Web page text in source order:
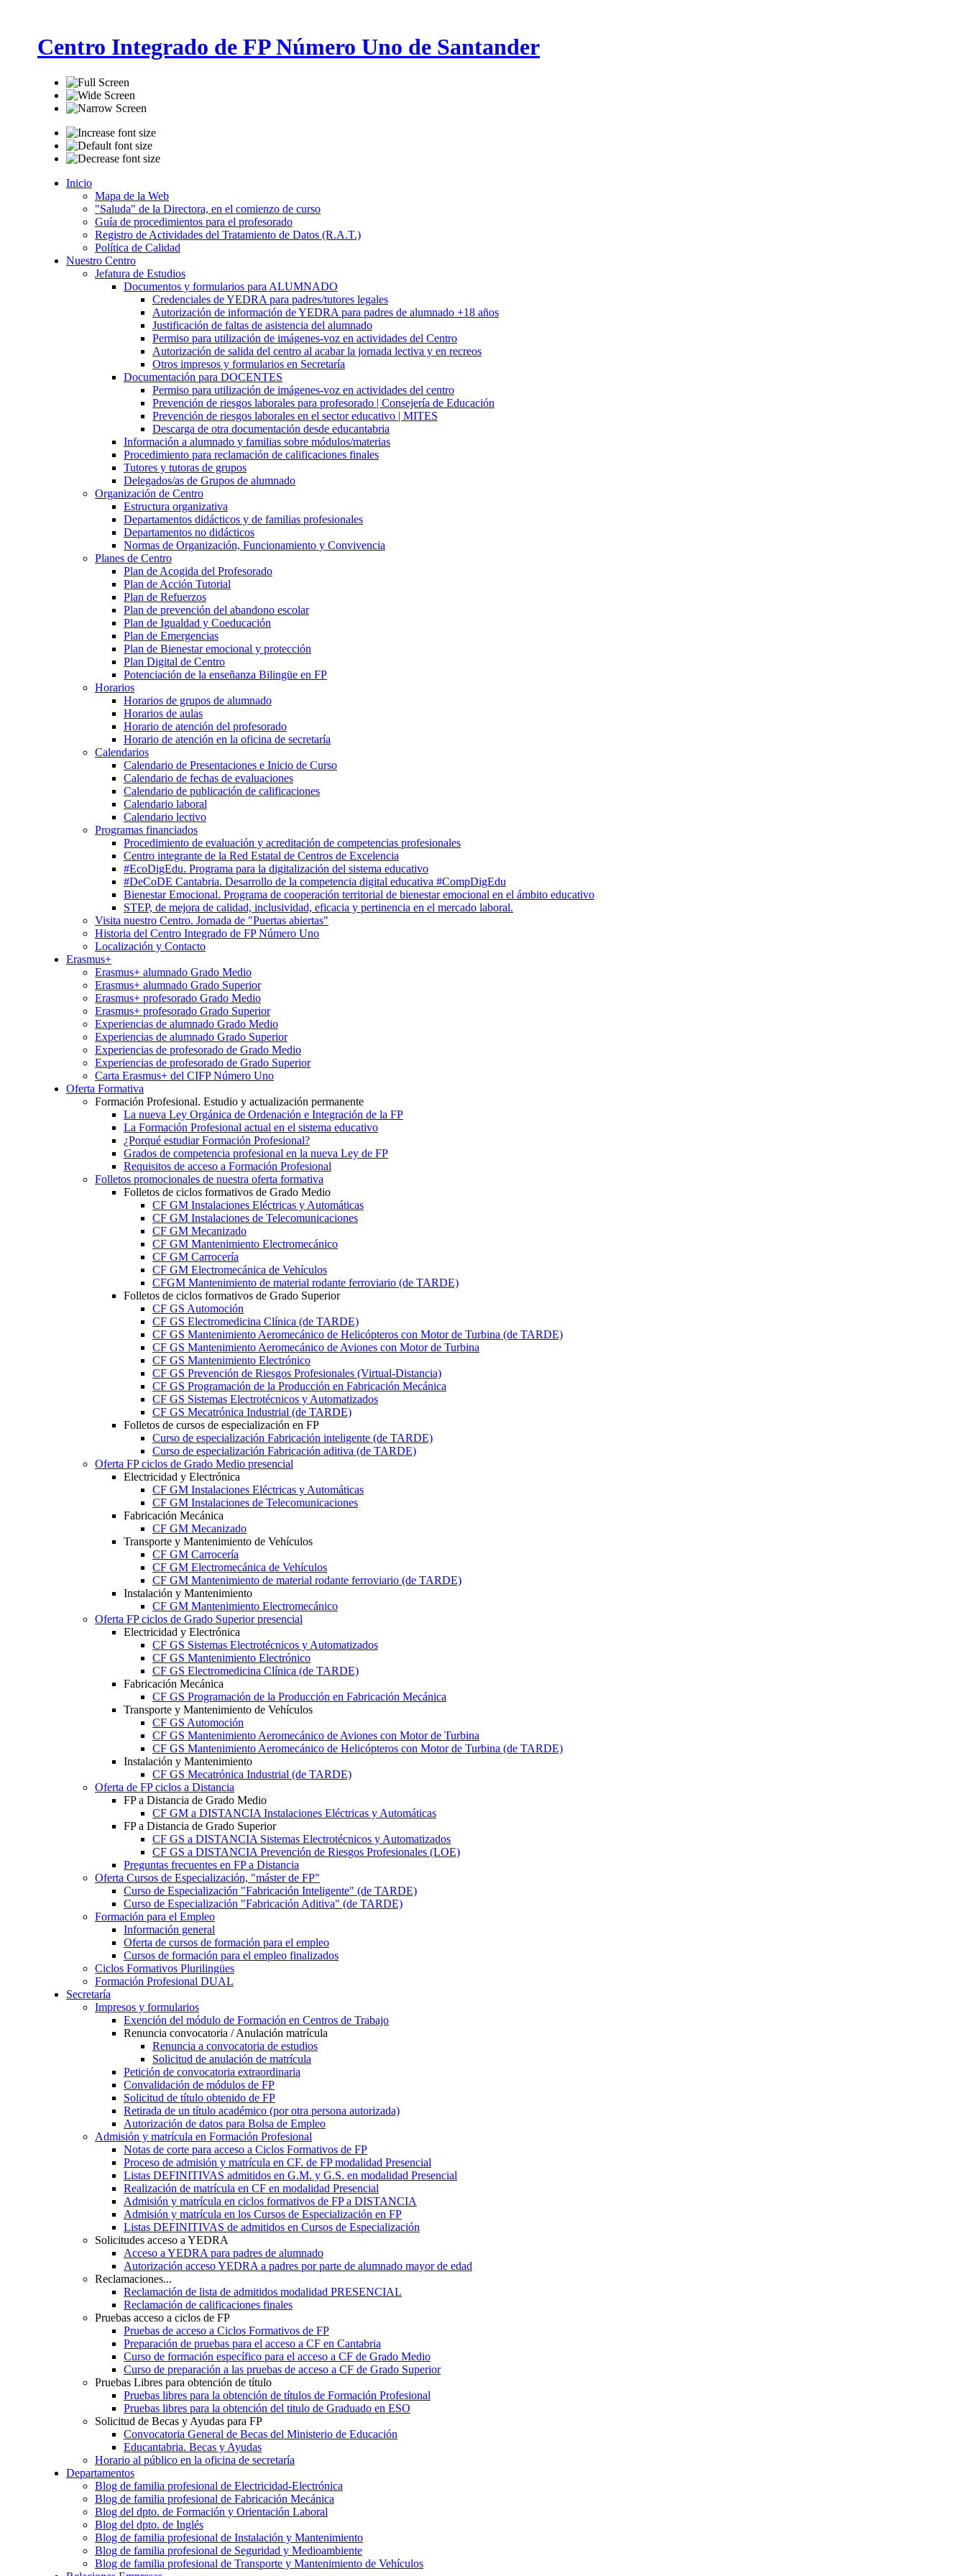
Centro Integrado de FP Número Uno de Santander
Inicio
Mapa de la Web
"Saluda" de la Directora, en el comienzo de curso
Guía de procedimientos para el profesorado
Registro de Actividades del Tratamiento de Datos (R.A.T.)
Política de Calidad
Nuestro Centro
Jefatura de Estudios
Documentos y formularios para ALUMNADO
Credenciales de YEDRA para padres/tutores legales
Autorización de información de YEDRA para padres de alumnado +18 años
Justificación de faltas de asistencia del alumnado
Permiso para utilización de imágenes-voz en actividades del Centro
Autorización de salida del centro al acabar la jornada lectiva y en recreos
Otros impresos y formularios en Secretaría
Documentación para DOCENTES
Permiso para utilización de imágenes-voz en actividades del centro
Prevención de riesgos laborales para profesorado | Consejería de Educación
Prevención de riesgos laborales en el sector educativo | MITES
Descarga de otra documentación desde educantabria
Información a alumnado y familias sobre módulos/materias
Procedimiento para reclamación de calificaciones finales
Tutores y tutoras de grupos
Delegados/as de Grupos de alumnado
Organización de Centro
Estructura organizativa
Departamentos didácticos y de familias profesionales
Departamentos no didácticos
Normas de Organización, Funcionamiento y Convivencia
Planes de Centro
Plan de Acogida del Profesorado
Plan de Acción Tutorial
Plan de Refuerzos
Plan de prevención del abandono escolar
Plan de Igualdad y Coeducación
Plan de Emergencias
Plan de Bienestar emocional y protección
Plan Digital de Centro
Potenciación de la enseñanza Bilingüe en FP
Horarios
Horarios de grupos de alumnado
Horarios de aulas
Horario de atención del profesorado
Horario de atención en la oficina de secretaría
Calendarios
Calendario de Presentaciones e Inicio de Curso
Calendario de fechas de evaluaciones
Calendario de publicación de calificaciones
Calendario laboral
Calendario lectivo
Programas financiados
Procedimiento de evaluación y acreditación de competencias profesionales
Centro integrante de la Red Estatal de Centros de Excelencia
#EcoDigEdu. Programa para la digitalización del sistema educativo
#DeCoDE Cantabria. Desarrollo de la competencia digital educativa #CompDigEdu
Bienestar Emocional. Programa de cooperación territorial de bienestar emocional en el ámbito educativo
STEP, de mejora de calidad, inclusividad, eficacia y pertinencia en el mercado laboral.
Visita nuestro Centro. Jornada de "Puertas abiertas"
Historia del Centro Integrado de FP Número Uno
Localización y Contacto
Erasmus+
Erasmus+ alumnado Grado Medio
Erasmus+ alumnado Grado Superior
Erasmus+ profesorado Grado Medio
Erasmus+ profesorado Grado Superior
Experiencias de alumnado Grado Medio
Experiencias de alumnado Grado Superior
Experiencias de profesorado de Grado Medio
Experiencias de profesorado de Grado Superior
Carta Erasmus+ del CIFP Número Uno
Oferta Formativa
Formación Profesional. Estudio y actualización permanente
La nueva Ley Orgánica de Ordenación e Integración de la FP
La Formación Profesional actual en el sistema educativo
¿Porqué estudiar Formación Profesional?
Grados de competencia profesional en la nueva Ley de FP
Requisitos de acceso a Formación Profesional
Folletos promocionales de nuestra oferta formativa
Folletos de ciclos formativos de Grado Medio
CF GM Instalaciones Eléctricas y Automáticas
CF GM Instalaciones de Telecomunicaciones
CF GM Mecanizado
CF GM Mantenimiento Electromecánico
CF GM Carrocería
CF GM Electromecánica de Vehículos
CFGM Mantenimiento de material rodante ferroviario (de TARDE)
Folletos de ciclos formativos de Grado Superior
CF GS Automoción
CF GS Electromedicina Clínica (de TARDE)
CF GS Mantenimiento Aeromecánico de Helicópteros con Motor de Turbina (de TARDE)
CF GS Mantenimiento Aeromecánico de Aviones con Motor de Turbina
CF GS Mantenimiento Electrónico
CF GS Prevención de Riesgos Profesionales (Virtual-Distancia)
CF GS Programación de la Producción en Fabricación Mecánica
CF GS Sistemas Electrotécnicos y Automatizados
CF GS Mecatrónica Industrial (de TARDE)
Folletos de cursos de especialización en FP
Curso de especialización Fabricación inteligente (de TARDE)
Curso de especialización Fabricación aditiva (de TARDE)
Oferta FP ciclos de Grado Medio presencial
Electricidad y Electrónica
CF GM Instalaciones Eléctricas y Automáticas
CF GM Instalaciones de Telecomunicaciones
Fabricación Mecánica
CF GM Mecanizado
Transporte y Mantenimiento de Vehículos
CF GM Carrocería
CF GM Electromecánica de Vehículos
CF GM Mantenimiento de material rodante ferroviario (de TARDE)
Instalación y Mantenimiento
CF GM Mantenimiento Electromecánico
Oferta FP ciclos de Grado Superior presencial
Electricidad y Electrónica
CF GS Sistemas Electrotécnicos y Automatizados
CF GS Mantenimiento Electrónico
CF GS Electromedicina Clínica (de TARDE)
Fabricación Mecánica
CF GS Programación de la Producción en Fabricación Mecánica
Transporte y Mantenimiento de Vehículos
CF GS Automoción
CF GS Mantenimiento Aeromecánico de Aviones con Motor de Turbina
CF GS Mantenimiento Aeromecánico de Helicópteros con Motor de Turbina (de TARDE)
Instalación y Mantenimiento
CF GS Mecatrónica Industrial (de TARDE)
Oferta de FP ciclos a Distancia
FP a Distancia de Grado Medio
CF GM a DISTANCIA Instalaciones Eléctricas y Automáticas
FP a Distancia de Grado Superior
CF GS a DISTANCIA Sistemas Electrotécnicos y Automatizados
CF GS a DISTANCIA Prevención de Riesgos Profesionales (LOE)
Preguntas frecuentes en FP a Distancia
Oferta Cursos de Especialización, "máster de FP"
Curso de Especialización "Fabricación Inteligente" (de TARDE)
Curso de Especialización "Fabricación Aditiva" (de TARDE)
Formación para el Empleo
Información general
Oferta de cursos de formación para el empleo
Cursos de formación para el empleo finalizados
Ciclos Formativos Plurilingües
Formación Profesional DUAL
Secretaría
Impresos y formularios
Exención del módulo de Formación en Centros de Trabajo
Renuncia convocatoria / Anulación matrícula
Renuncia a convocatoria de estudios
Solicitud de anulación de matrícula
Petición de convocatoria extraordinaria
Convalidación de módulos de FP
Solicitud de título obtenido de FP
Retirada de un título académico (por otra persona autorizada)
Autorización de datos para Bolsa de Empleo
Admisión y matrícula en Formación Profesional
Notas de corte para acceso a Ciclos Formativos de FP
Proceso de admisión y matrícula en CF. de FP modalidad Presencial
Listas DEFINITIVAS admitidos en G.M. y G.S. en modalidad Presencial
Realización de matrícula en CF en modalidad Presencial
Admisión y matrícula en ciclos formativos de FP a DISTANCIA
Admisión y matrícula en los Cursos de Especialización en FP
Listas DEFINITIVAS de admitidos en Cursos de Especialización
Solicitudes acceso a YEDRA
Acceso a YEDRA para padres de alumnado
Autorización acceso YEDRA a padres por parte de alumnado mayor de edad
Reclamaciones...
Reclamación de lista de admitidos modalidad PRESENCIAL
Reclamación de calificaciones finales
Pruebas acceso a ciclos de FP
Pruebas de acceso a Ciclos Formativos de FP
Preparación de pruebas para el acceso a CF en Cantabria
Curso de formación específico para el acceso a CF de Grado Medio
Curso de preparación a las pruebas de acceso a CF de Grado Superior
Pruebas Libres para obtención de título
Pruebas libres para la obtención de títulos de Formación Profesional
Pruebas libres para la obtención del titulo de Graduado en ESO
Solicitud de Becas y Ayudas para FP
Convocatoria General de Becas del Ministerio de Educación
Educantabria. Becas y Ayudas
Horario al público en la oficina de secretaría
Departamentos
Blog de familia profesional de Electricidad-Electrónica
Blog de familia profesional de Fabricación Mecánica
Blog del dpto. de Formación y Orientación Laboral
Blog del dpto. de Inglés
Blog de familia profesional de Instalación y Mantenimiento
Blog de familia profesional de Seguridad y Medioambiente
Blog de familia profesional de Transporte y Mantenimiento de Vehículos